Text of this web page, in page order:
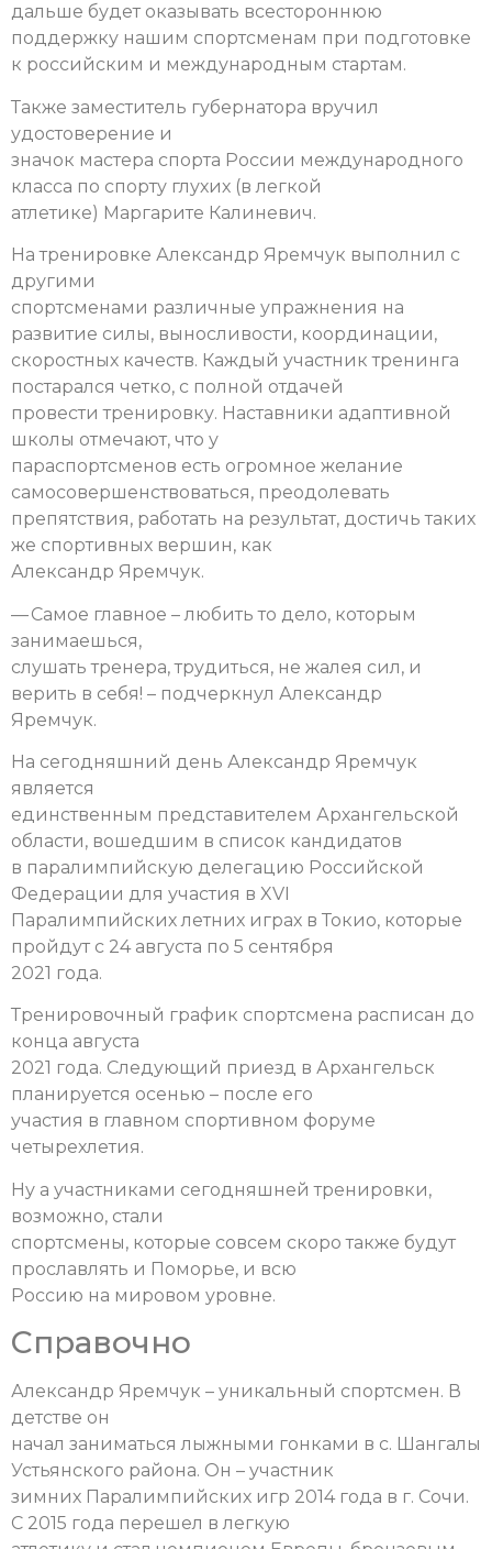
дальше будет оказывать всестороннюю
поддержку нашим спортсменам при подготовке
к российским и международным стартам.
Также заместитель губернатора вручил
удостоверение и
значок мастера спорта России международного
класса по спорту глухих (в легкой
атлетике) Маргарите Калиневич.
На тренировке Александр Яремчук выполнил с
другими
спортсменами различные упражнения на
развитие силы, выносливости, координации,
скоростных качеств. Каждый участник тренинга
постарался четко, с полной отдачей
провести тренировку. Наставники адаптивной
школы отмечают, что у
параспортсменов есть огромное желание
самосовершенствоваться, преодолевать
препятствия, работать на результат, достичь таких
же спортивных вершин, как
Александр Яремчук.
— Самое главное – любить то дело, которым
занимаешься,
слушать тренера, трудиться, не жалея сил, и
верить в себя! – подчеркнул Александр
Яремчук.
На сегодняшний день Александр Яремчук
является
единственным представителем Архангельской
области, вошедшим в список кандидатов
в паралимпийскую делегацию Российской
Федерации для участия в XVI
Паралимпийских летних играх в Токио, которые
пройдут с 24 августа по 5 сентября
2021 года.
Тренировочный график спортсмена расписан до
конца августа
2021 года. Следующий приезд в Архангельск
планируется осенью – после его
участия в главном спортивном форуме
четырехлетия.
Ну а участниками сегодняшней тренировки,
возможно, стали
спортсмены, которые совсем скоро также будут
прославлять и Поморье, и всю
Россию на мировом уровне.
Справочно
Александр Яремчук – уникальный спортсмен. В
детстве он
начал заниматься лыжными гонками в с. Шангалы
Устьянского района. Он – участник
зимних Паралимпийских игр 2014 года в г. Сочи.
С 2015 года перешел в легкую